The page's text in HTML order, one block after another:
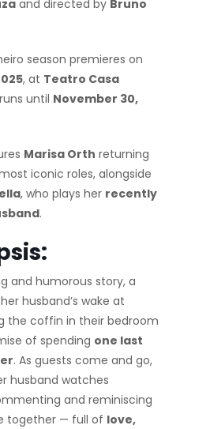
and directed by Bruno
season premieres on
, at Teatro Casa
until November 30,
Marisa Orth returning
iconic roles, alongside
, who plays her recently
.
and humorous story, a
husband’s wake at
the coffin in their bedroom
of spending one last
. As guests come and go,
husband watches
and reminiscing
together — full of love,